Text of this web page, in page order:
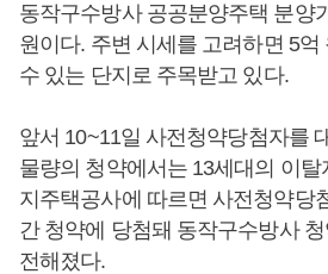
동작구수방사 공공분양주택 분양
원이다. 주변 시세를 고려하면 5억
수 있는 단지로 주목받고 있다.
앞서 10~11일 사전청약당첨자를
물량의 청약에서는 13세대의 이
지주택공사에 따르면 사전청약당
간 청약에 당첨돼 동작구수방사
전해졌다.